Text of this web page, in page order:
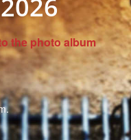
the photo album